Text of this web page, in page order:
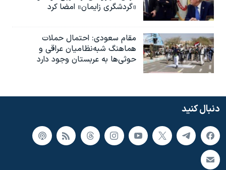
«گردشگری زایمان» امضا کرد
مقام سعودی: احتمال حملات
هماهنگ شبه‌نظامیان عراقی و
حوثی‌ها به عربستان وجود دارد
دنبال کنید